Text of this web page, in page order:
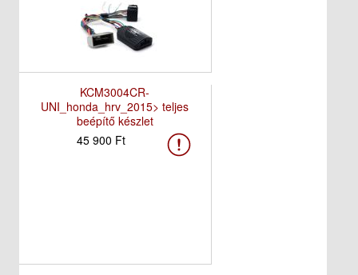
KCM3004CR-
UNI_honda_hrv_2015> teljes
beépítő készlet
45 900 Ft